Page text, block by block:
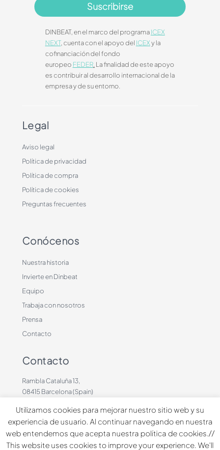
Suscribirse
DINBEAT, en el marco del programaICEX
NEXT, cuenta con el apoyo del ICEXy la
cofinanciación del fondo
europeo FEDER. La finalidad de este apoyo
es contribuir al desarrollo internacional de la
empresa y de su entorno.
Legal
Aviso legal
Política de privacidad
Política de compra
Política de cookies
Preguntas frecuentes
Conócenos
Nuestra historia
Invierte en Dinbeat
Equipo
Trabaja con nosotros
Prensa
Contacto
Contacto
Rambla Cataluña 13,
08415 Barcelona (Spain)
contacto@dinbeat.com
Copyright © 2026 Dindog Tech all rights reserved.
Utilizamos cookies para mejorar nuestro sitio web y su
experiencia de usuario. Al continuar navegando en nuestra
web entendemos que acepta nuestra política de cookies.//
This website uses cookies to improve your experience. We'll